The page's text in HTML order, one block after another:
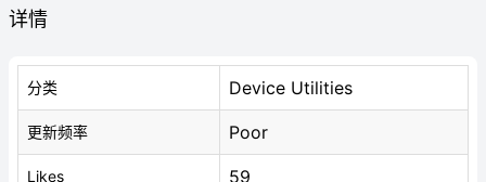
详情
分类 Device Utilities
更新频率 Poor
Likes 59